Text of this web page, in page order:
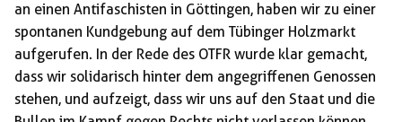
an einen Antifaschisten in Göttingen, haben wir zu einer
spontanen Kundgebung auf dem Tübinger Holzmarkt
aufgerufen. In der Rede des OTFR wurde klar gemacht,
dass wir solidarisch hinter dem angegriffenen Genossen
stehen, und aufzeigt, dass wir uns auf den Staat und die